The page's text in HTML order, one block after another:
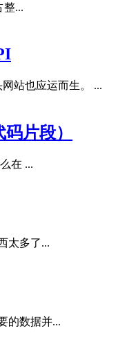
整...
站也应运而生。 ...
片段）
在 ...
太多了...
的数据并...